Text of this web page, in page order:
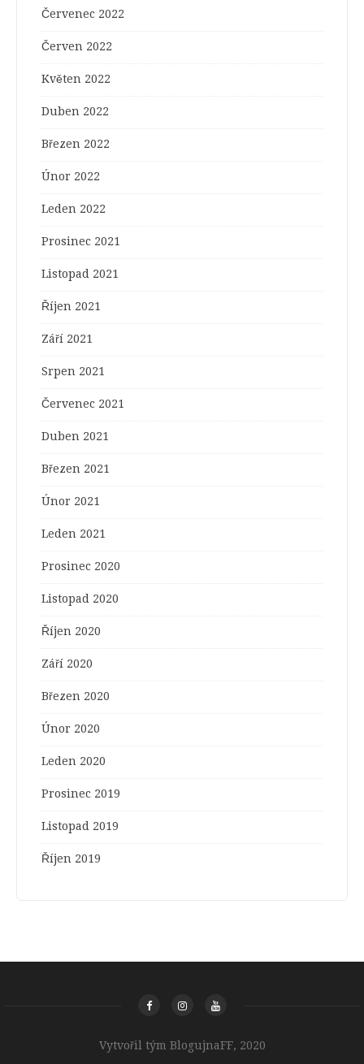
Červenec 2022
Červen 2022
Květen 2022
Duben 2022
Březen 2022
Únor 2022
Leden 2022
Prosinec 2021
Listopad 2021
Říjen 2021
Září 2021
Srpen 2021
Červenec 2021
Duben 2021
Březen 2021
Únor 2021
Leden 2021
Prosinec 2020
Listopad 2020
Říjen 2020
Září 2020
Březen 2020
Únor 2020
Leden 2020
Prosinec 2019
Listopad 2019
Říjen 2019
Vytvořil tým BlogujnaFF, 2020